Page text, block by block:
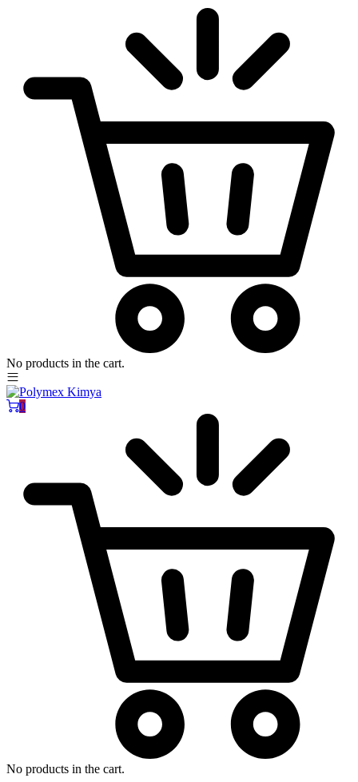
No products in the cart.
0
No products in the cart.